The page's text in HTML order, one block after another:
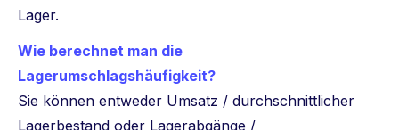
Lager.
Wie berechnet man die
Lagerumschlagshäufigkeit?
Sie können entweder Umsatz / durchschnittlicher
Lagerbestand oder Lagerabgänge /